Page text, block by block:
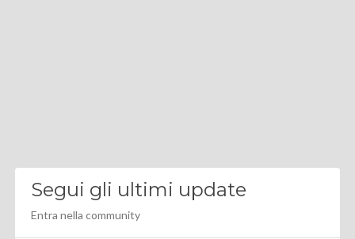
Segui gli ultimi update
Entra nella community